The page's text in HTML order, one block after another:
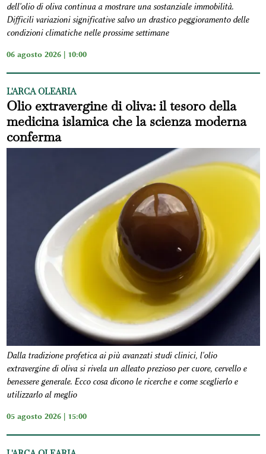
dell'olio di oliva continua a mostrare una sostanziale immobilità.
Difficili variazioni significative salvo un drastico peggioramento delle
condizioni climatiche nelle prossime settimane
06 agosto 2026 | 10:00
L'ARCA OLEARIA
Olio extravergine di oliva: il tesoro della
medicina islamica che la scienza moderna
conferma
Dalla tradizione profetica ai più avanzati studi clinici, l'olio
extravergine di oliva si rivela un alleato prezioso per cuore, cervello e
benessere generale. Ecco cosa dicono le ricerche e come sceglierlo e
utilizzarlo al meglio
05 agosto 2026 | 15:00